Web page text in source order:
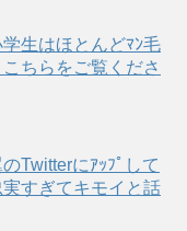
学生はほとんどﾏﾝ毛
ちらをご覧くださ
Twitterにｱｯﾌﾟして
すぎてキモイと話